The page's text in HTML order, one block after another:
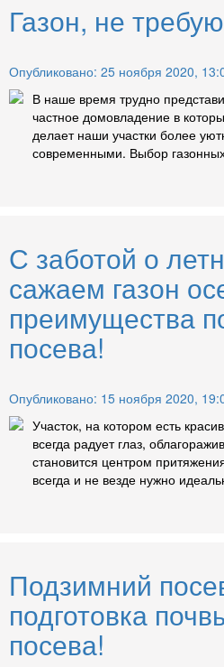
Газон, не
Опубликовано: 25 ноября 2020,
В наше время трудно
частное домовладение в
делает наши участки более
современными. Выбор
С заботой о
сажаем газон
преимущества
посева!
Опубликовано: 15 ноября 2020,
Участок, на котором есть
всегда радует глаз,
становится центром
всегда и не везде нужно
Подзимний
подготовка
посева!